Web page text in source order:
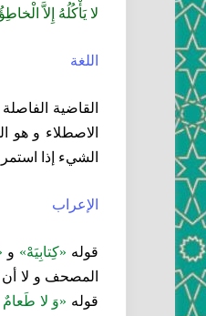
لا يَأْكُلُهُ إِلاَّ
اللغة
القاضية
الاصطلاء و هو
الشي‏ء إذا
الإعراب‏
قوله‏ «كِتابِيَهْ» و
المصحف و لا
قوله‏ «وَ لا